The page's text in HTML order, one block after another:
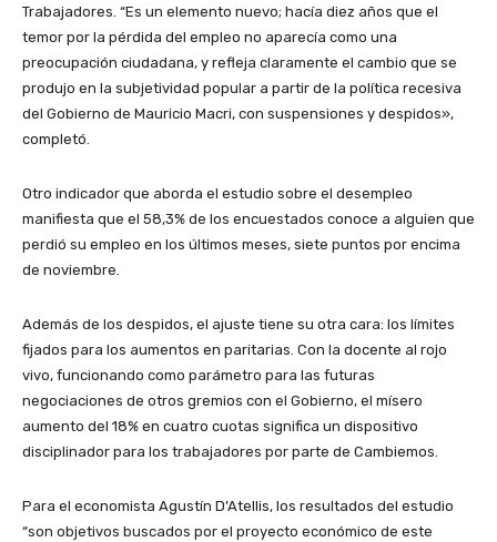
Trabajadores. “Es un elemento nuevo; hacía diez años que el
temor por la pérdida del empleo no aparecía como una
preocupación ciudadana, y refleja claramente el cambio que se
produjo en la subjetividad popular a partir de la política recesiva
del Gobierno de Mauricio Macri, con suspensiones y despidos»,
completó.
Otro indicador que aborda el estudio sobre el desempleo
manifiesta que el 58,3% de los encuestados conoce a alguien que
perdió su empleo en los últimos meses, siete puntos por encima
de noviembre.
Además de los despidos, el ajuste tiene su otra cara: los límites
fijados para los aumentos en paritarias. Con la docente al rojo
vivo, funcionando como parámetro para las futuras
negociaciones de otros gremios con el Gobierno, el mísero
aumento del 18% en cuatro cuotas significa un dispositivo
disciplinador para los trabajadores por parte de Cambiemos.
Para el economista Agustín D’Atellis, los resultados del estudio
“son objetivos buscados por el proyecto económico de este